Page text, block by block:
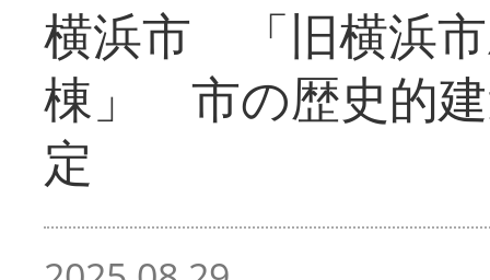
横浜市 「旧横浜
棟」 市の歴史的
定